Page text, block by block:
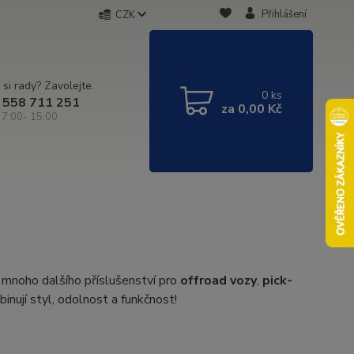
CZK Přihlášení
rady? Zavolejte.
711 251
7:00- 15:00
0 ks
za 0,00 Kč
dalšího příslušenství pro offroad vozy, pick-
styl, odolnost a funkčnost!